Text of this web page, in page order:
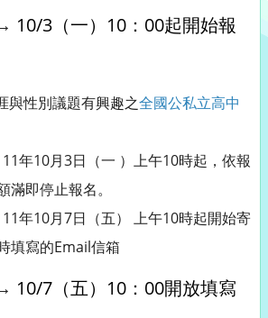
10/3（一）10：00起開始報
與性別議題有興趣之全國公私立高中
年10月3日（一 ）上午10時起，依報
即停止報名。
年10月7日（五） 上午10時起開始寄
填寫的Email信箱
10/7（五）10：00開放填寫